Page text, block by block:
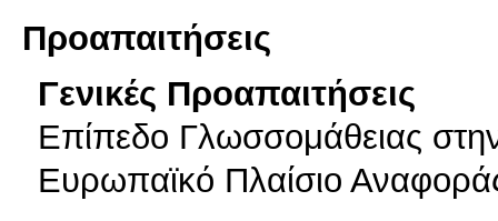
Προαπαιτήσεις
Γενικές Προαπαιτήσεις
Επίπεδο Γλωσσομάθειας
Ευρωπαϊκό Πλαίσιο